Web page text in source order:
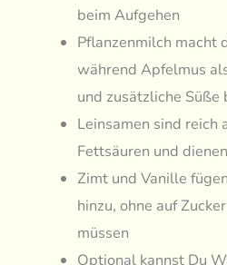
beim Aufgehen
Pflanzenmilch macht
während Apfelmus
und zusätzliche Süße
Leinsamen sind reich
Fettsäuren und
Zimt und Vanille
hinzu, ohne auf
müssen
Optional kannst Du